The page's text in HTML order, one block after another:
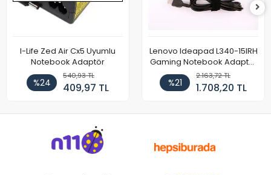
I-Life Zed Air Cx5 Uyumlu
Notebook Adaptör
%24
540,93 TL
409,97 TL
Lenovo Ideapad L340-15IRH
Gaming Notebook Adaptör
Cihazı Şarj Aleti (150W)
%21
2.163,72 TL
1.708,20 TL